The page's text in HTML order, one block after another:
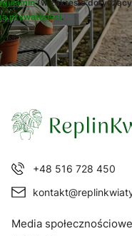
(w zakresie
prywatności.
+48 516 728 450
Media społecznościowe